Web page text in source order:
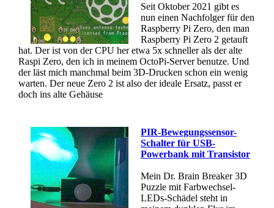
Seit Oktober 2021 gibt es
nun einen Nachfolger für den
Raspberry Pi Zero, den man
Raspberry Pi Zero 2 getauft
hat. Der ist von der CPU her etwa 5x schneller als der alte
Raspi Zero, den ich in meinem OctoPi-Server benutze. Und
der läst mich manchmal beim 3D-Drucken schon ein wenig
warten. Der neue Zero 2 ist also der ideale Ersatz, passt er
doch ins alte Gehäuse
PIR-Bewegungssensor-
Schalter für USB-
Powerbank mit Transistor
Mein Dr. Brain Breaker 3D
Puzzle mit Farbwechsel-
LEDs-Schädel steht in